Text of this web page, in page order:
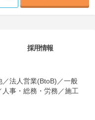
採用情報
法人営業(BtoB)／一般
事・総務・労務／施工